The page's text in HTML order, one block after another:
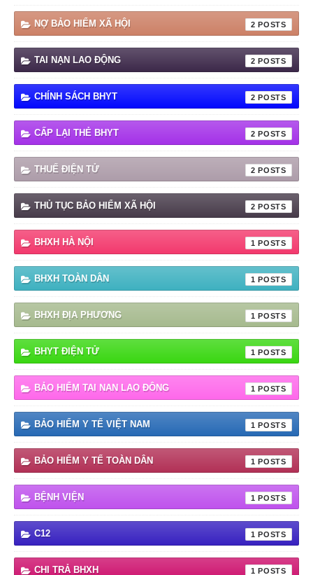
NỢ BẢO HIỂM XÃ HỘI 2
TAI NẠN LAO ĐỘNG 2
CHÍNH SÁCH BHYT 2
CẤP LẠI THẺ BHYT 2
THUẾ ĐIỆN TỬ 2
THỦ TỤC BẢO HIỂM XÃ HỘI 2
BHXH HÀ NỘI 1
BHXH TOÀN DÂN 1
BHXH ĐỊA PHƯƠNG 1
BHYT ĐIỆN TỬ 1
BẢO HIỂM TAI NAN LAO ĐÔNG 1
BẢO HIỂM Y TẾ VIỆT NAM 1
BẢO HIỂM Y TẾ TOÀN DÂN 1
BỆNH VIỆN 1
C12 1
CHI TRẢ BHXH 1